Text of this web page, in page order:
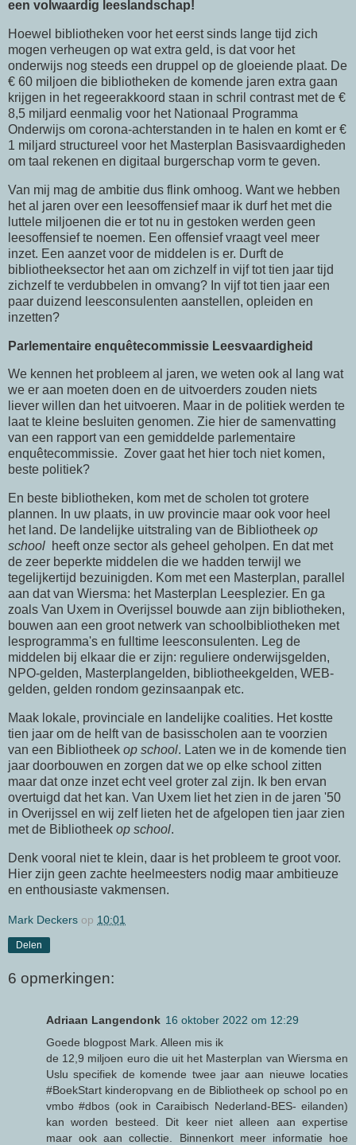
een volwaardig leeslandschap!
Hoewel bibliotheken voor het eerst sinds lange tijd zich
mogen verheugen op wat extra geld, is dat voor het
onderwijs nog steeds een druppel op de gloeiende plaat. De
€ 60 miljoen die bibliotheken de komende jaren extra gaan
krijgen in het regeerakkoord staan in schril contrast met de €
8,5 miljard eenmalig voor het Nationaal Programma
Onderwijs om corona-achterstanden in te halen en komt er €
1 miljard structureel voor het Masterplan Basisvaardigheden
om taal rekenen en digitaal burgerschap vorm te geven.
Van mij mag de ambitie dus flink omhoog. Want we hebben
het al jaren over een leesoffensief maar ik durf het met die
luttele miljoenen die er tot nu in gestoken werden geen
leesoffensief te noemen. Een offensief vraagt veel meer
inzet. Een aanzet voor de middelen is er. Durft de
bibliotheeksector het aan om zichzelf in vijf tot tien jaar tijd
zichzelf te verdubbelen in omvang? In vijf tot tien jaar een
paar duizend leesconsulenten aanstellen, opleiden en
inzetten?
Parlementaire enquêtecommissie Leesvaardigheid
We kennen het probleem al jaren, we weten ook al lang wat
we er aan moeten doen en de uitvoerders zouden niets
liever willen dan het uitvoeren. Maar in de politiek werden te
laat te kleine besluiten genomen. Zie hier de samenvatting
van een rapport van een gemiddelde parlementaire
enquêtecommissie. Zover gaat het hier toch niet komen,
beste politiek?
En beste bibliotheken, kom met de scholen tot grotere
plannen. In uw plaats, in uw provincie maar ook voor heel
het land. De landelijke uitstraling van de Bibliotheek op
school heeft onze sector als geheel geholpen. En dat met
de zeer beperkte middelen die we hadden terwijl we
tegelijkertijd bezuinigden. Kom met een Masterplan, parallel
aan dat van Wiersma: het Masterplan Leesplezier. En ga
zoals Van Uxem in Overijssel bouwde aan zijn bibliotheken,
bouwen aan een groot netwerk van schoolbibliotheken met
lesprogramma's en fulltime leesconsulenten. Leg de
middelen bij elkaar die er zijn: reguliere onderwijsgelden,
NPO-gelden, Masterplangelden, bibliotheekgelden, WEB-
gelden, gelden rondom gezinsaanpak etc.
Maak lokale, provinciale en landelijke coalities. Het kostte
tien jaar om de helft van de basisscholen aan te voorzien
van een Bibliotheek op school. Laten we in de komende tien
jaar doorbouwen en zorgen dat we op elke school zitten
maar dat onze inzet echt veel groter zal zijn. Ik ben ervan
overtuigd dat het kan. Van Uxem liet het zien in de jaren '50
in Overijssel en wij zelf lieten het de afgelopen tien jaar zien
met de Bibliotheek op school.
Denk vooral niet te klein, daar is het probleem te groot voor.
Hier zijn geen zachte heelmeesters nodig maar ambitieuze
en enthousiaste vakmensen.
Mark Deckers op 10:01
Delen
6 opmerkingen:
Adriaan Langendonk 16 oktober 2022 om 12:29
Goede blogpost Mark. Alleen mis ik
de 12,9 miljoen euro die uit het Masterplan van Wiersma en
Uslu specifiek de komende twee jaar aan nieuwe locaties
#BoekStart kinderopvang en de Bibliotheek op school po en
vmbo #dbos (ook in Caraibisch Nederland-BES- eilanden)
kan worden besteed. Dit keer niet alleen aan expertise
maar ook aan collectie. Binnenkort meer informatie hoe